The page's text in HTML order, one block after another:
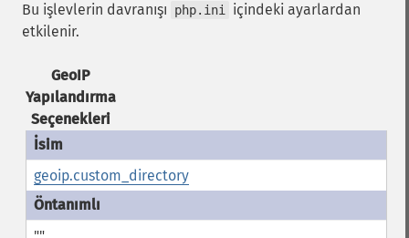
Bu işlevlerin davranışı php.ini
içindeki ayarlardan
etkilenir.
GeoIP
Yapılandırma
Seçenekleri
geoip.custom_directory